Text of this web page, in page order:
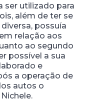
ser utilizado para
além de ter se
possuía
relação aos
ao segundo
possível a sua
e
a operação de
autos o